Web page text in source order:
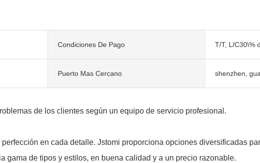
Condiciones De Pago T/T, L/C30\%
Puerto Mas Cercano shenzhen,
de los clientes según un equipo de servicio profesional.
en cada detalle. Jstomi proporciona opciones diversificadas
gama de tipos y estilos, en buena calidad y a un precio razonable.